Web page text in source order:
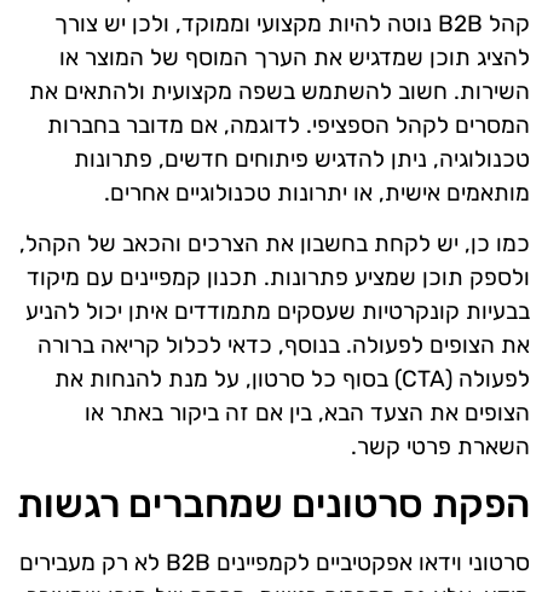
קהל B2B נוטה להיות מקצועי וממוקד, ולכן יש צורך
להציג תוכן שמדגיש את הערך המוסף של המוצר או
השירות. חשוב להשתמש בשפה מקצועית ולהתאים את
המסרים לקהל הספציפי. לדוגמה, אם מדובר בחברות
טכנולוגיה, ניתן להדגיש פיתוחים חדשים, פתרונות
מותאמים אישית, או יתרונות טכנולוגיים אחרים.
כמו כן, יש לקחת בחשבון את הצרכים והכאב של הקהל,
ולספק תוכן שמציע פתרונות. תכנון קמפיינים עם מיקוד
בבעיות קונקרטיות שעסקים מתמודדים איתן יכול להניע
את הצופים לפעולה. בנוסף, כדאי לכלול קריאה ברורה
לפעולה (CTA) בסוף כל סרטון, על מנת להנחות את
הצופים את הצעד הבא, בין אם זה ביקור באתר או
השארת פרטי קשר.
הפקת סרטונים שמחברים רגשות
סרטוני וידאו אפקטיביים לקמפיינים B2B לא רק מעבירים